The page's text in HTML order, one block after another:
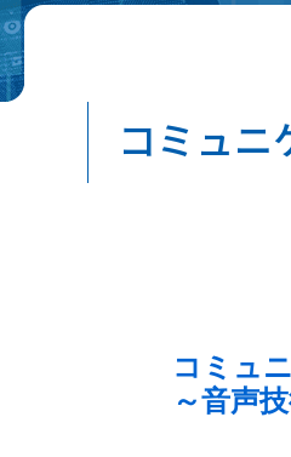
コミュニ
コミュ
～音声